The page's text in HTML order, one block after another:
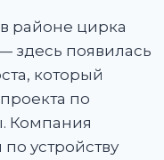
районе цирка
здесь появилась
который
по
Компания
устройству